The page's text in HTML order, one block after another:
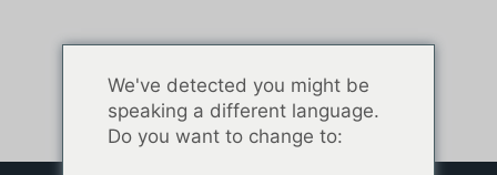
We've detected you might be
speaking a different language.
Do you want to change to: